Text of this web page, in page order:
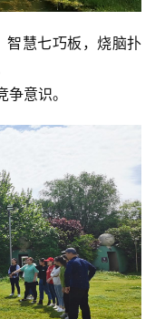
智慧七巧板，烧脑扑
意识。